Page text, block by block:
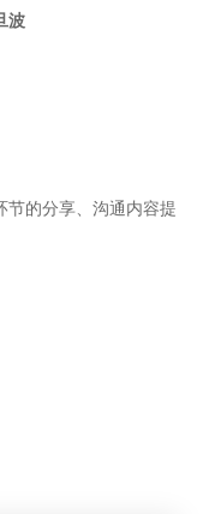
波
节的分享、沟通内容提